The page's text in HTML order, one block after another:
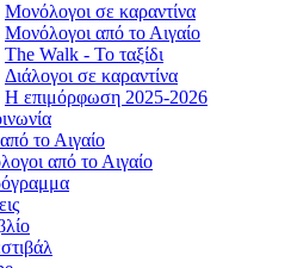
Μονόλογοι σε καραντίνα
Μονόλογοι από το Αιγαίο
The Walk - Το ταξίδι
Διάλογοι σε καραντίνα
Η επιμόρφωση 2025-2026
το Αιγαίο
από το Αιγαίο